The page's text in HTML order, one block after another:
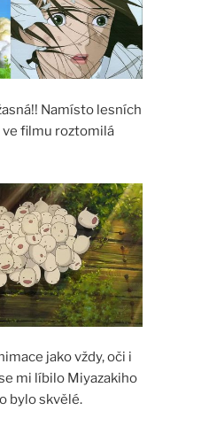
Namísto lesních
filmu roztomilá
jako vždy, oči i
mi líbilo Miyazakiho
bylo skvělé.